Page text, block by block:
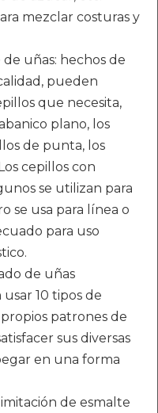
mezclar costuras y
de uñas: hechos de
pueden
que necesita,
plano, los
de punta, los
cepillos con
se utilizan para
se usa para línea o
para uso
de uñas
10 tipos de
patrones de
sus diversas
en una forma
de esmalte